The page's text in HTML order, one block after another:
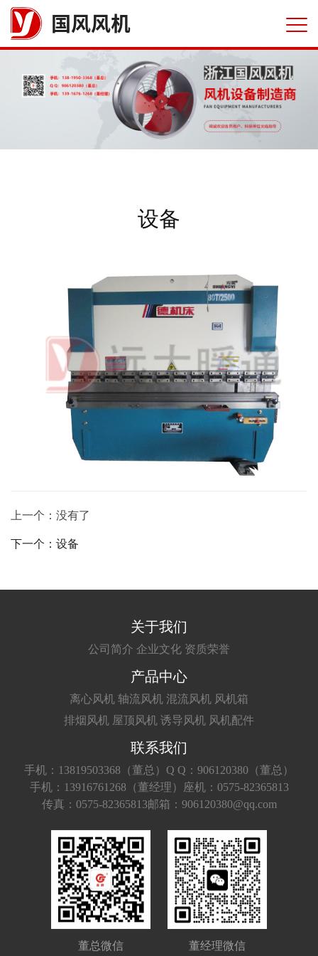
国风风机
设备
上一个：没有了
下一个：设备
关于我们
公司简介 企业文化 资质荣誉
产品中心
离心风机 轴流风机 混流风机 风机箱
排烟风机 屋顶风机 诱导风机 风机配件
联系我们
手机：13819503368（董总） Q Q：906120380（董总）
手机：13916761268（董经理）
座机：0575-82365813
传真：0575-82365813邮箱：906120380@qq.com
董总微信 董经理微信